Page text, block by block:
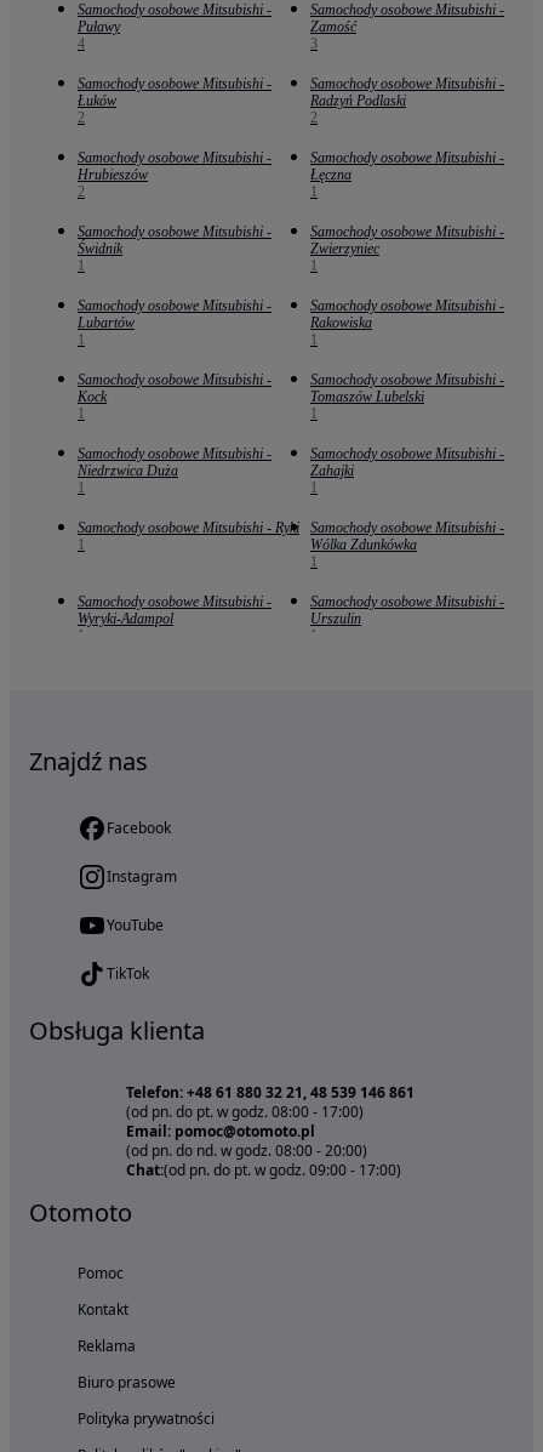
Samochody osobowe Mitsubishi -
Puławy
4
Samochody osobowe Mitsubishi -
Zamość
3
Samochody osobowe Mitsubishi -
Łuków
2
Samochody osobowe Mitsubishi -
Radzyń Podlaski
2
Samochody osobowe Mitsubishi -
Hrubieszów
2
Samochody osobowe Mitsubishi -
Łęczna
1
Samochody osobowe Mitsubishi -
Świdnik
1
Samochody osobowe Mitsubishi -
Zwierzyniec
1
Samochody osobowe Mitsubishi -
Lubartów
1
Samochody osobowe Mitsubishi -
Rakowiska
1
Samochody osobowe Mitsubishi -
Kock
1
Samochody osobowe Mitsubishi -
Tomaszów Lubelski
1
Samochody osobowe Mitsubishi -
Niedrzwica Duża
1
Samochody osobowe Mitsubishi -
Zahajki
1
Samochody osobowe Mitsubishi - Ryki
1
Samochody osobowe Mitsubishi -
Wólka Zdunkówka
1
Samochody osobowe Mitsubishi -
Wyryki-Adampol
1
Samochody osobowe Mitsubishi -
Urszulin
1
Znajdź nas
Facebook
Instagram
YouTube
TikTok
Obsługa klienta
Telefon: +48 61 880 32 21, 48 539 146 861
(od pn. do pt. w godz. 08:00 - 17:00)
Email: pomoc@otomoto.pl
(od pn. do nd. w godz. 08:00 - 20:00)
Chat:(od pn. do pt. w godz. 09:00 - 17:00)
Otomoto
Pomoc
Kontakt
Reklama
Biuro prasowe
Polityka prywatności